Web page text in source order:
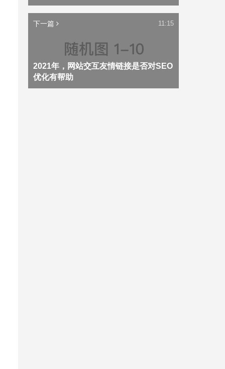
下一篇
2021年，网站交互友情链接是否对SEO
优化有帮助
11:15